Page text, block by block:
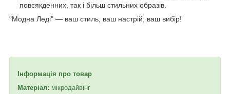
повсякденних, так і більш стильних образів.
"Модна Леді" — ваш стиль, ваш настрій, ваш вибір!
Інформація про товар
Матеріал: мікродайвінг